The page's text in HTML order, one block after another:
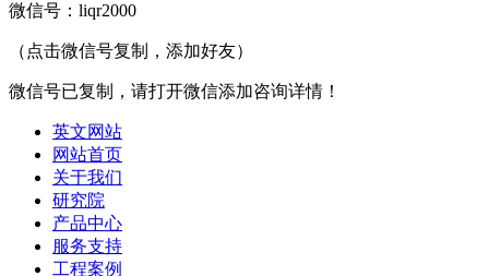
微信号： liqr2000
（点击微信号复制，添加好友）
微信号已复制，请打开微信添加咨询详情！
英文网站
网站首页
关于我们
研究院
产品中心
服务支持
工程案例